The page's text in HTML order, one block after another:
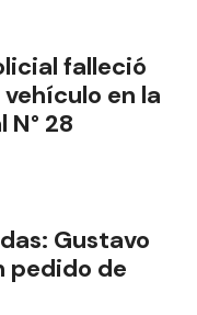
falleció
en la
28
Gustavo
pedido de